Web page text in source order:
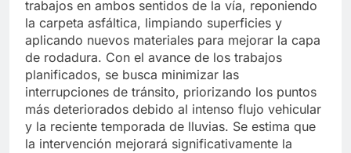
trabajos en ambos sentidos de la vía, reponiendo
la carpeta asfáltica, limpiando superficies y
aplicando nuevos materiales para mejorar la capa
de rodadura. Con el avance de los trabajos
planificados, se busca minimizar las
interrupciones de tránsito, priorizando los puntos
más deteriorados debido al intenso flujo vehicular
y la reciente temporada de lluvias. Se estima que
la intervención mejorará significativamente la